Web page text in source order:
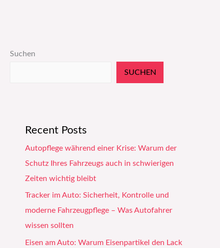
Suchen
SUCHEN
Recent Posts
Autopflege während einer Krise: Warum der
Schutz Ihres Fahrzeugs auch in schwierigen
Zeiten wichtig bleibt
Tracker im Auto: Sicherheit, Kontrolle und
moderne Fahrzeugpflege – Was Autofahrer
wissen sollten
Eisen am Auto: Warum Eisenpartikel den Lack